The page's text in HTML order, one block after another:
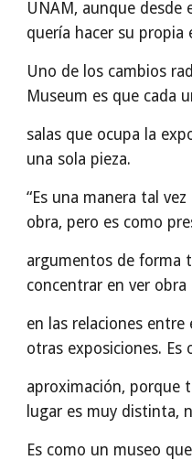
UNAM, aunque desde
quería hacer su propia
Uno de los cambios
Museum es que cada
salas que ocupa la
una sola pieza.
“Es una manera tal
obra, pero es como
argumentos de forma
concentrar en ver
en las relaciones entre
otras exposiciones.
aproximación, porque
lugar es muy distinta,
Es como un museo